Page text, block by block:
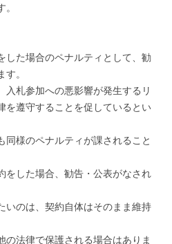
た場合のペナルティとして、勧
。
札参加への悪影響が発生するリ
を遵守することを促しているとい
様のペナルティが課されること
した場合、勧告・公表がなされ
のは、契約自体はそのまま維持
法律で保護される場合はありま